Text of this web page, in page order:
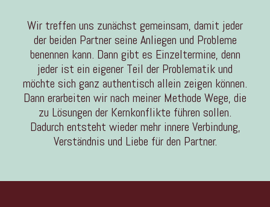
Wir treffen uns zunächst gemeinsam, damit jeder
der beiden Partner seine Anliegen und Probleme
benennen kann. Dann gibt es Einzeltermine, denn
jeder ist ein eigener Teil der Problematik und
möchte sich ganz authentisch allein zeigen können.
Dann erarbeiten wir nach meiner Methode Wege, die
zu Lösungen der Kernkonflikte führen sollen.
Dadurch entsteht wieder mehr innere Verbindung,
Verständnis und Liebe für den Partner.